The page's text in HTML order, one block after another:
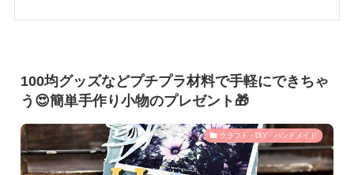
100均グッズなどプチプラ材料で手軽にできちゃ
う😍簡単手作り小物のプレゼント🎁
クラフト・DIY・ハンドメイド